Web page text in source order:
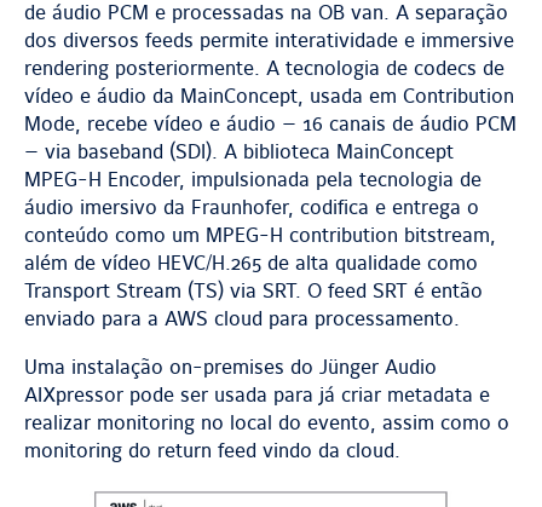
de áudio PCM e processadas na OB van. A separação
dos diversos feeds permite interatividade e immersive
rendering posteriormente. A tecnologia de codecs de
vídeo e áudio da MainConcept, usada em Contribution
Mode, recebe vídeo e áudio — 16 canais de áudio PCM
— via baseband (SDI). A biblioteca MainConcept
MPEG-H Encoder, impulsionada pela tecnologia de
áudio imersivo da Fraunhofer, codifica e entrega o
conteúdo como um MPEG-H contribution bitstream,
além de vídeo HEVC/H.265 de alta qualidade como
Transport Stream (TS) via SRT. O feed SRT é então
enviado para a AWS cloud para processamento.
Uma instalação on-premises do Jünger Audio
AIXpressor pode ser usada para já criar metadata e
realizar monitoring no local do evento, assim como o
monitoring do return feed vindo da cloud.